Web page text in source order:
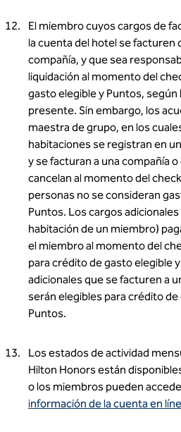
El miembro cuyos cargos de
la cuenta del hotel se facturen
compañía, y que sea
liquidación al momento del
gasto elegible y Puntos, según
presente. Sin embargo, los
maestra de grupo, en los
habitaciones se registran en
y se facturan a una compañía
cancelan al momento del
personas no se consideran
Puntos. Los cargos
habitación de un miembro)
el miembro al momento del
para crédito de gasto elegible
adicionales que se facturen a
serán elegibles para crédito
Puntos.
Los estados de actividad
Hilton Honors están
o los miembros pueden
información de la cuenta en